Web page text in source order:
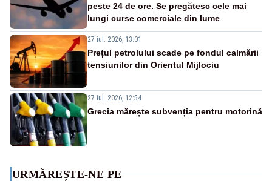
peste 24 de ore. Se pregătesc cele mai
lungi curse comerciale din lume
27 iul. 2026, 13:01
Prețul petrolului scade pe fondul calmării
tensiunilor din Orientul Mijlociu
27 iul. 2026, 12:54
Grecia mărește subvenția pentru motorină
URMĂREȘTE-NE PE